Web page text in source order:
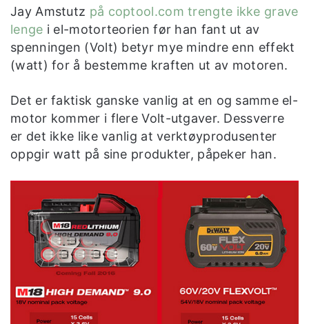
Jay Amstutz på coptool.com trengte ikke grave
lenge i el-motorteorien før han fant ut av
spenningen (Volt) betyr mye mindre enn effekt
(watt) for å bestemme kraften ut av motoren.
Det er faktisk ganske vanlig at en og samme el-
motor kommer i flere Volt-utgaver. Dessverre
er det ikke like vanlig at verktøyprodusenter
oppgir watt på sine produkter, påpeker han.